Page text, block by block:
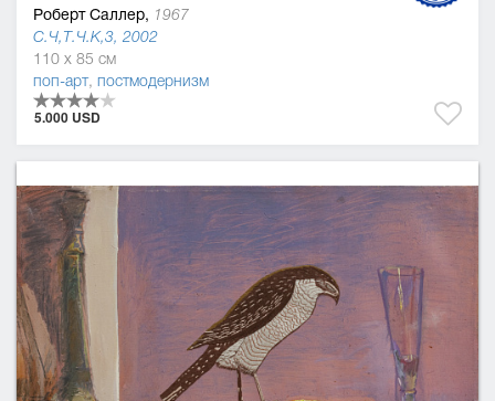
Роберт Саллер, 1967
С.Ч,Т.Ч.К,3, 2002
110 x 85 см
поп-арт, постмодернизм
5.000 USD